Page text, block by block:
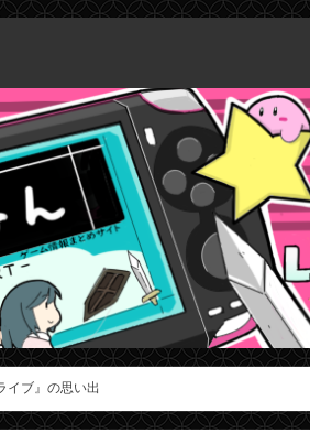
イブ』の思い出